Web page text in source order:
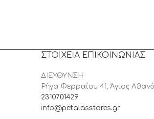
ΣΤΟΙΧΕΙΑ ΕΠΙΚΟΙΝΩΝΙΑΣ
ΔΙΕΥΘΥΝΣΗ
Ρήγα Φερραίου 41, Άγιος
2310701429
info@petalasstores.gr